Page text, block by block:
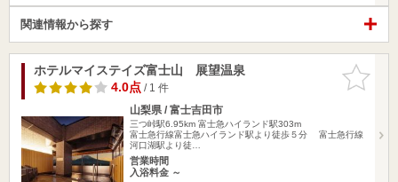
関連情報から探す
お気に入
りに追加
ホテルマイステイズ富士山 展望温泉
4.0点/ 1 件
山梨県 / 富士吉田市
三つ峠駅6.95km 富士急ハイランド駅303m
富士急行線富士急ハイランド駅より徒歩５分 富士急行線
河口湖駅より徒…
営業時間
入浴料金 ～